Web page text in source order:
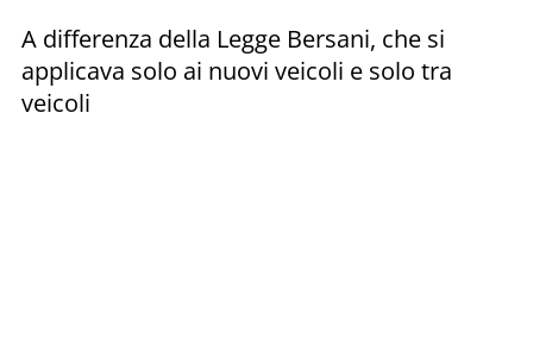
A differenza della Legge Bersani, che si
applicava solo ai nuovi veicoli e solo tra
veicoli